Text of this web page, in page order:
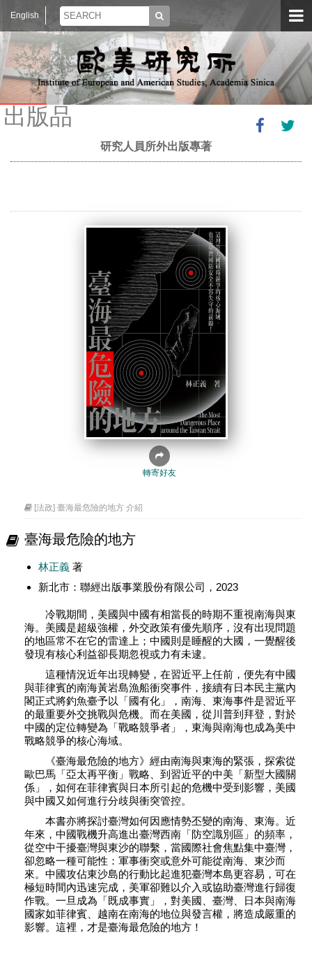
English
出版品
研究人員所外出版專著
轉寄好友
[法政] 臺海最危險的地方 介紹
臺海最危險的地方
林正義著
新北市：聯經出版事業股份有限公司，2023
冷戰期間，美國與中國有相當長的時期不重視南海與東
海。美國是超級強權，外交政策有優先順序，沒有出現問題
的地區常不在它的雷達上；中國則是睡醒的大國，一覺醒後
發現有核心利益卻長期忽視或力有未逮。
這種情況近年出現轉變，在習近平上任前，便先有中國
與菲律賓的南海黃岩島漁船衝突事件，接續有日本民主黨內
閣正式將釣魚臺予以「國有化」，南海、東海事件是習近平
的最重要外交挑戰與危機。而在美國，從川普到拜登，對於
中國的定位轉變為「戰略競爭者」，東海與南海也成為美中
戰略競爭的核心海域。
《臺海最危險的地方》經由南海與東海的緊張，探索從
歐巴馬「亞太再平衡」戰略、到習近平的中美「新型大國關
係」，如何在菲律賓與日本所引起的危機中受到影響，美國
與中國又如何進行分歧與衝突管控。
本書亦將探討臺灣如何因應情勢丕變的南海、東海。近
年來，中國戰機升高進出臺灣西南「防空識別區」的頻率，
從空中干擾臺灣與東沙的聯繫，當國際社會焦點集中臺灣，
卻忽略一種可能性：軍事衝突或意外可能從南海、東沙而
來。中國攻佔東沙島的行動比起進犯臺灣本島更容易，可在
極短時間內迅速完成，美軍卻難以介入或協助臺灣進行歸復
作戰。一旦成為「既成事實」，對美國、臺灣、日本與南海
國家如菲律賓、越南在南海的地位與發言權，將造成嚴重的
影響。這裡，才是臺海最危險的地方！